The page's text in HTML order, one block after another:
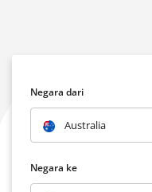
Negara dari
Australia
Negara ke